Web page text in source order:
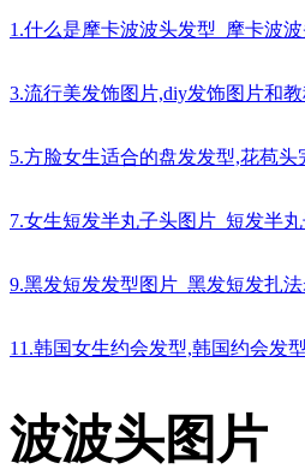
1.什么是摩卡波波头发型_摩卡波
3.流行美发饰图片,diy发饰图片和教
5.方脸女生适合的盘发发型,花苞头
7.女生短发半丸子头图片_短发半
9.黑发短发发型图片_黑发短发扎
11.韩国女生约会发型,韩国约会发
波波头图片